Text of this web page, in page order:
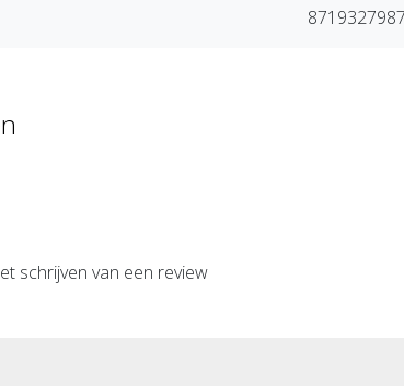
schrijven van een review